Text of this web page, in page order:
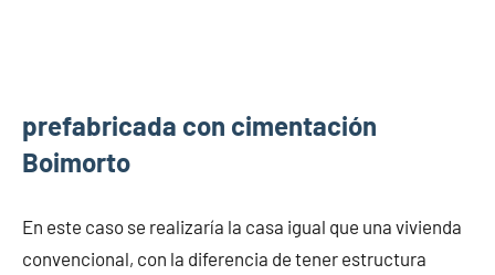
prefabricada con cimentación
Boimorto
En este caso se realizaría la casa igual que una vivienda
convencional, con la diferencia de tener estructura